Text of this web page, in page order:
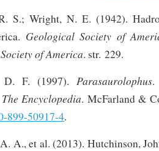
S.; Wright, N. E. (1942).
Geological Society of
of America. str. 229.
F. (1997). Parasaurolophus.
Encyclopedia. McFarland &
899-50917-4.
A., et al. (2013). Hutchinson,